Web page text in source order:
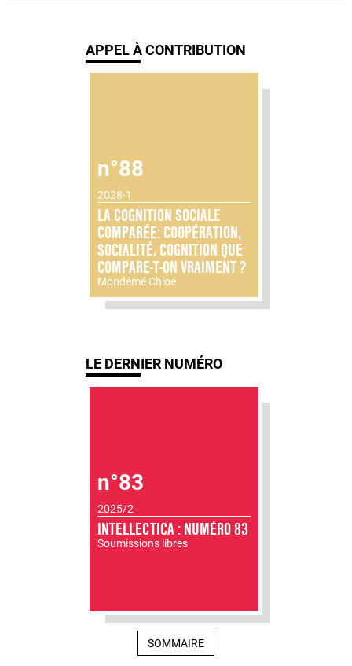
APPEL À CONTRIBUTION
n°88
2028-1
LA COGNITION SOCIALE
COMPARÉE: COOPÉRATION,
SOCIALITÉ, COGNITION QUE
COMPARE-T-ON VRAIMENT ?
Mondémé Chloé
LE DERNIER NUMÉRO
n°83
2025/2
INTELLECTICA : NUMÉRO 83
Soumissions libres
SOMMAIRE